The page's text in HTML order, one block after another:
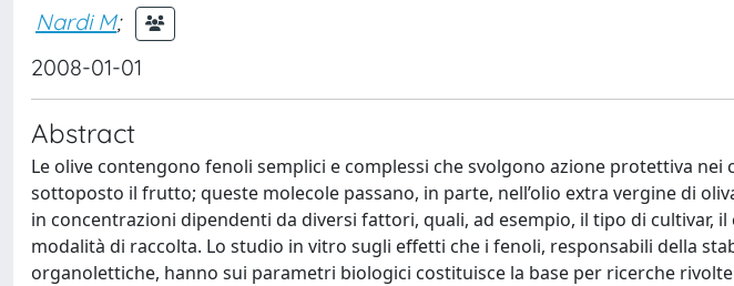
Nardi M;
2008-01-01
Abstract
Le olive contengono fenoli semplici e complessi che svolgono azione protettiva
sottoposto il frutto; queste molecole passano, in parte, nell’olio extra vergine di
in concentrazioni dipendenti da diversi fattori, quali, ad esempio, il tipo di cultivar, il
modalità di raccolta. Lo studio in vitro sugli effetti che i fenoli, responsabili della
organolettiche, hanno sui parametri biologici costituisce la base per ricerche